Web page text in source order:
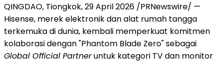
QINGDAO, Tiongkok, 29 April 2026 /PRNewswire/ —
Hisense, merek elektronik dan alat rumah tangga
terkemuka di dunia, kembali memperkuat komitmen
kolaborasi dengan "Phantom Blade Zero" sebagai
Global Official Partneruntuk kategori TV dan monitor